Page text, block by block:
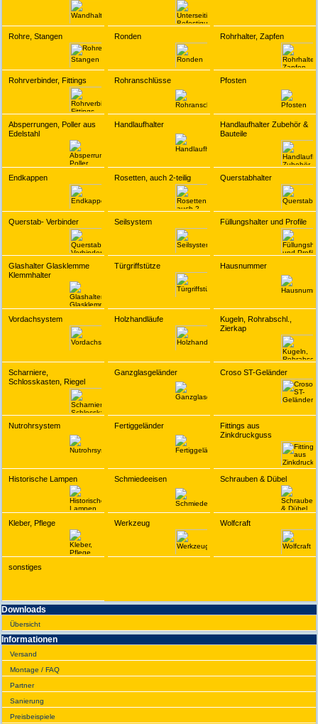
Rohre, Stangen Ronden Rohrhalter, Zapfen
Rohrverbinder, Fittings Rohranschlüsse Pfosten
Absperrungen, Poller aus
Edelstahl
Handlaufhalter
Handlaufhalter Zubehör &
Bauteile
Endkappen Rosetten, auch 2-teilig Querstabhalter
Querstab- Verbinder Seilsystem Füllungshalter und Profile
Glashalter Glasklemme
Klemmhalter
Türgriffstütze Hausnummer
Vordachsystem Holzhandläufe
Kugeln, Rohrabschl.,
Zierkap
Scharniere,
Schlosskasten, Riegel
Ganzglasgeländer Croso ST-Geländer
Nutrohrsystem Fertiggeländer
Fittings aus
Zinkdruckguss
Historische Lampen Schmiedeeisen Schrauben & Dübel
Kleber, Pflege Werkzeug Wolfcraft
sonstiges
Downloads
Übersicht
Infor­ma­tionen
Versand
Montage / FAQ
Partner
Sanie­rung
Preis­beispiele